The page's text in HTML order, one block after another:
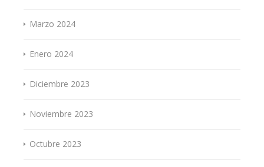
Marzo 2024
Enero 2024
Diciembre 2023
Noviembre 2023
Octubre 2023